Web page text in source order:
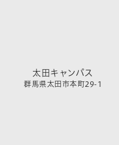
太田キャンパス
群馬県太田市本町29-1